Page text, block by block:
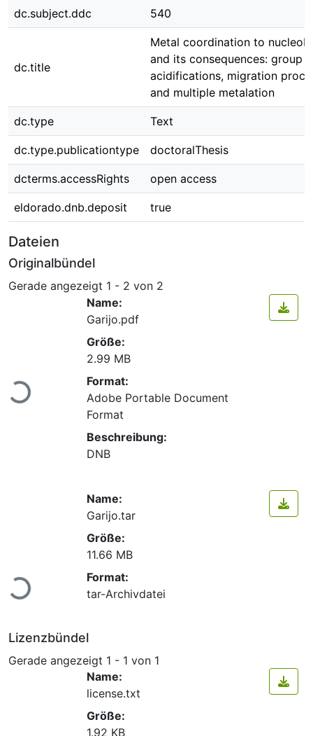
dc.subject.ddc 540
dc.title
Metal coordination to
and its consequences: group
acidifications, migration
and multiple metalation
dc.type Text
dc.type.publicationtype doctoralThesis
dcterms.accessRights open access
eldorado.dnb.deposit true
Dateien
Originalbündel
Gerade angezeigt 1 - 2 von 2
Lade...
Name:
Garijo.pdf
Größe:
2.99 MB
Format:
Adobe Portable Document
Format
Beschreibung:
DNB
Lade...
Name:
Garijo.tar
Größe:
11.66 MB
Format:
tar-Archivdatei
Lizenzbündel
Gerade angezeigt 1 - 1 von 1
Name:
license.txt
Größe:
1.92 KB